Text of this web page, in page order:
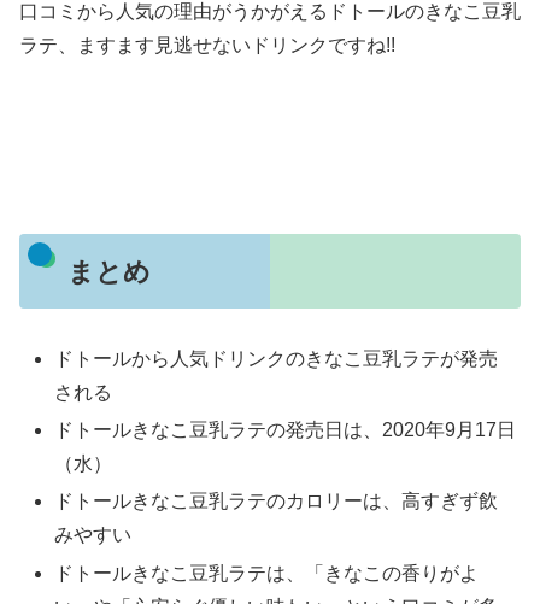
口コミから人気の理由がうかがえるドトールのきなこ豆乳
ラテ、ますます見逃せないドリンクですね!!
まとめ
ドトールから人気ドリンクのきなこ豆乳ラテが発売
される
ドトールきなこ豆乳ラテの発売日は、2020年9月17日
（水）
ドトールきなこ豆乳ラテのカロリーは、高すぎず飲
みやすい
ドトールきなこ豆乳ラテは、「きなこの香りがよ